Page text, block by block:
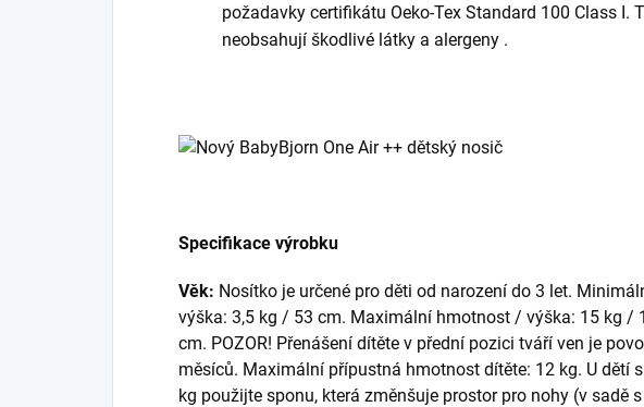
požadavky certifikátu Oeko-Tex Standard 100 Class I.
neobsahují škodlivé látky a alergeny .
Specifikace výrobku
Věk: Nosítko je určené pro děti od narození do 3 let.
výška: 3,5 kg / 53 cm. Maximální hmotnost / výška: 15 kg /
cm. POZOR! Přenášení dítěte v přední pozici tváří ven je
měsíců. Maximální přípustná hmotnost dítěte: 12 kg. U dětí
kg použijte sponu, která změnšuje prostor pro nohy (v sadě